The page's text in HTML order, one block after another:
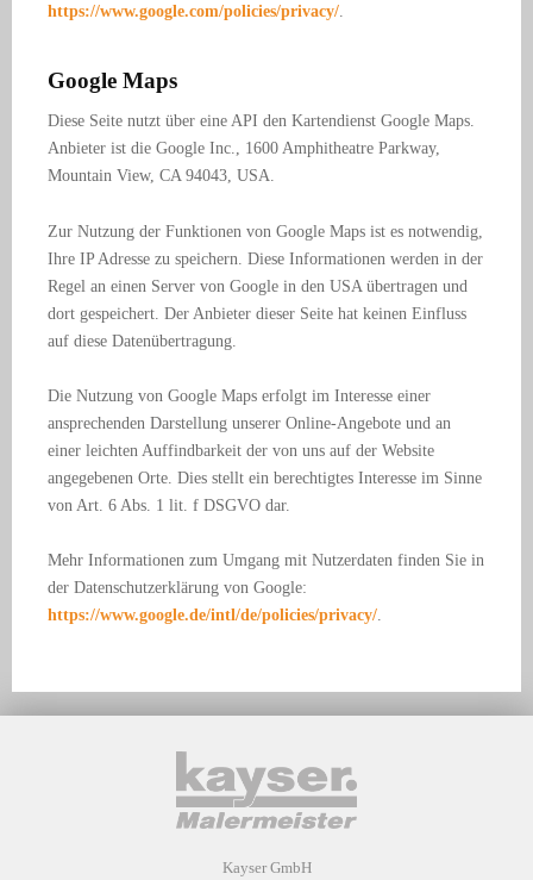
https://www.google.com/policies/privacy/
Google Maps
Diese Seite nutzt über eine API den Kartendienst Google Maps.
Anbieter ist die Google Inc., 1600 Amphitheatre Parkway,
Mountain View, CA 94043, USA.
Zur Nutzung der Funktionen von Google Maps ist es notwendig,
Ihre IP Adresse zu speichern. Diese Informationen werden in der
Regel an einen Server von Google in den USA übertragen und
dort gespeichert. Der Anbieter dieser Seite hat keinen Einfluss
auf diese Datenübertragung.
Die Nutzung von Google Maps erfolgt im Interesse einer
ansprechenden Darstellung unserer Online-Angebote und an
einer leichten Auffindbarkeit der von uns auf der Website
angegebenen Orte. Dies stellt ein berechtigtes Interesse im Sinne
von Art. 6 Abs. 1 lit. f DSGVO dar.
Mehr Informationen zum Umgang mit Nutzerdaten finden Sie in
der Datenschutzerklärung von Google:
https://www.google.de/intl/de/policies/privacy/.
Kayser GmbH